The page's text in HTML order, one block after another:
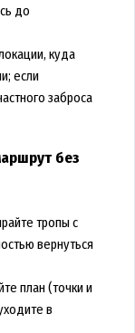
до
куда
если
заброса
без
тропы с
вернуться
план (точки и
в